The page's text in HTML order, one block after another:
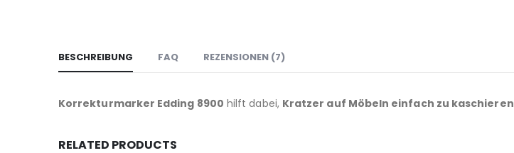
BESCHREIBUNG FAQ REZENSIONEN (7)
Korrekturmarker Edding 8900 hilft dabei, Kratzer auf Möbeln einfach zu kaschieren
RELATED PRODUCTS